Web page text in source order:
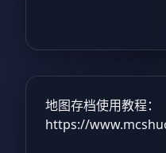
地图存档使用教程：
https://